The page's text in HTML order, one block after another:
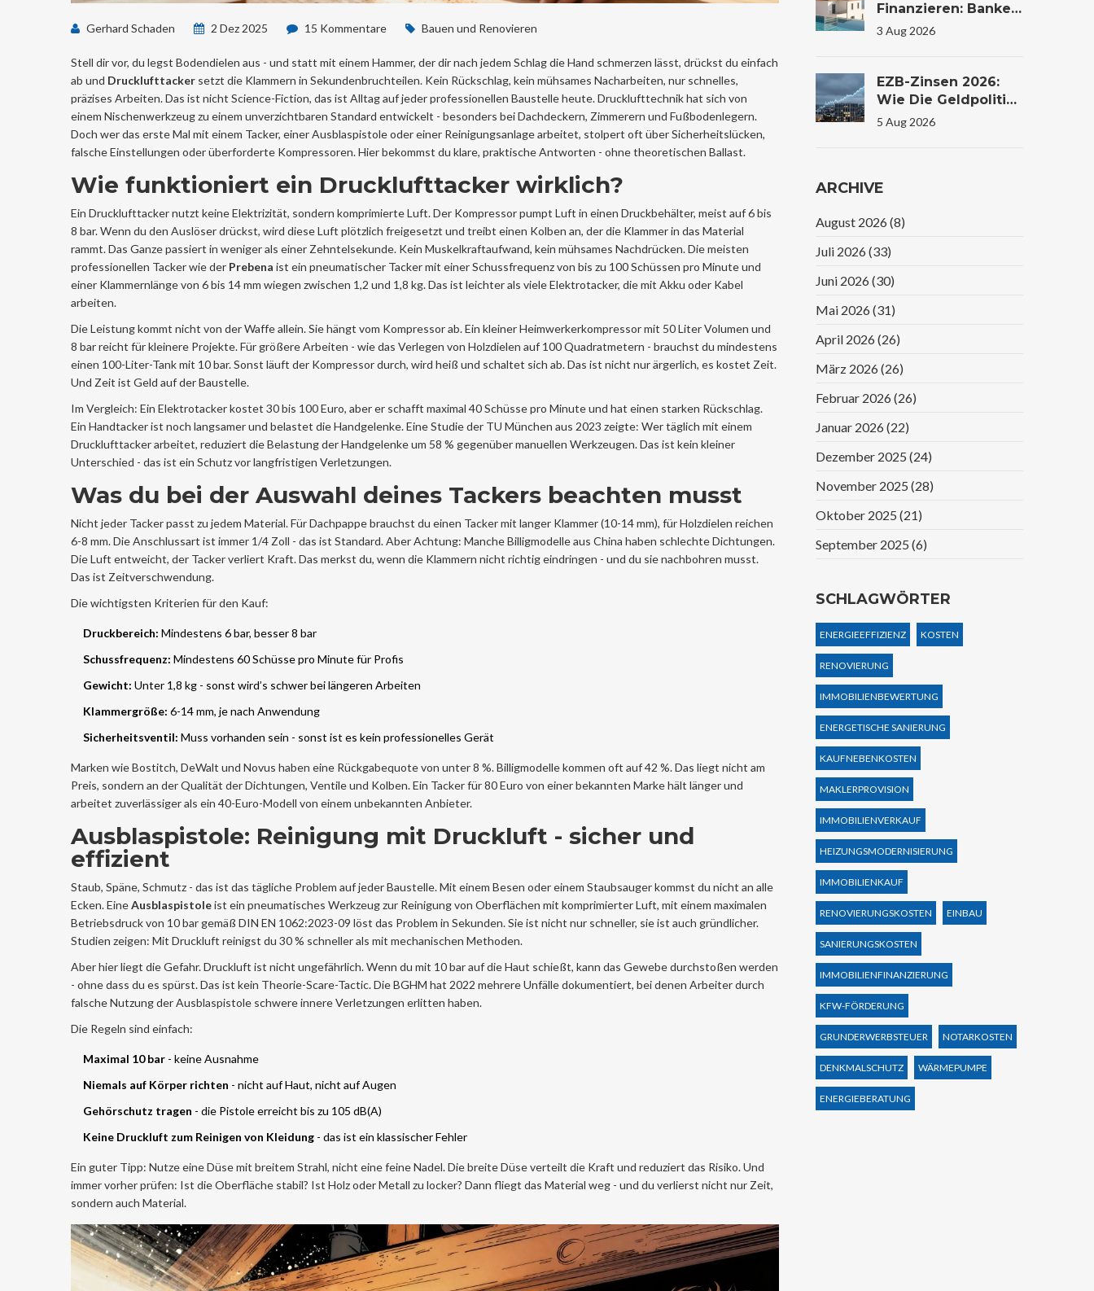
Gerhard Schaden 2 Dez 2025 15 Kommentare Bauen und Renovieren
Stell dir vor, du legst Bodendielen aus - und statt mit einem Hammer, der dir nach jedem Schlag die Hand schmerzen lässt, drückst du einfach
ab und Drucklufttacker setzt die Klammern in Sekundenbruchteilen. Kein Rückschlag, kein mühsames Nacharbeiten, nur schnelles,
präzises Arbeiten. Das ist nicht Science-Fiction, das ist Alltag auf jeder professionellen Baustelle heute. Drucklufttechnik hat sich von
einem Nischenwerkzeug zu einem unverzichtbaren Standard entwickelt - besonders bei Dachdeckern, Zimmerern und Fußbodenlegern.
Doch wer das erste Mal mit einem Tacker, einer Ausblaspistole oder einer Reinigungsanlage arbeitet, stolpert oft über Sicherheitslücken,
falsche Einstellungen oder überforderte Kompressoren. Hier bekommst du klare, praktische Antworten - ohne theoretischen Ballast.
Wie funktioniert ein Drucklufttacker wirklich?
Ein Drucklufttacker nutzt keine Elektrizität, sondern komprimierte Luft. Der Kompressor pumpt Luft in einen Druckbehälter, meist auf 6 bis
8 bar. Wenn du den Auslöser drückst, wird diese Luft plötzlich freigesetzt und treibt einen Kolben an, der die Klammer in das Material
rammt. Das Ganze passiert in weniger als einer Zehntelsekunde. Kein Muskelkraftaufwand, kein mühsames Nachdrücken. Die meisten
professionellen Tacker wie der Prebena ist ein pneumatischer Tacker mit einer Schussfrequenz von bis zu 100 Schüssen pro Minute und
einer Klammernlänge von 6 bis 14 mm wiegen zwischen 1,2 und 1,8 kg. Das ist leichter als viele Elektrotacker, die mit Akku oder Kabel
arbeiten.
Die Leistung kommt nicht von der Waffe allein. Sie hängt vom Kompressor ab. Ein kleiner Heimwerkerkompressor mit 50 Liter Volumen und
8 bar reicht für kleinere Projekte. Für größere Arbeiten - wie das Verlegen von Holzdielen auf 100 Quadratmetern - brauchst du mindestens
einen 100-Liter-Tank mit 10 bar. Sonst läuft der Kompressor durch, wird heiß und schaltet sich ab. Das ist nicht nur ärgerlich, es kostet Zeit.
Und Zeit ist Geld auf der Baustelle.
Im Vergleich: Ein Elektrotacker kostet 30 bis 100 Euro, aber er schafft maximal 40 Schüsse pro Minute und hat einen starken Rückschlag.
Ein Handtacker ist noch langsamer und belastet die Handgelenke. Eine Studie der TU München aus 2023 zeigte: Wer täglich mit einem
Drucklufttacker arbeitet, reduziert die Belastung der Handgelenke um 58 % gegenüber manuellen Werkzeugen. Das ist kein kleiner
Unterschied - das ist ein Schutz vor langfristigen Verletzungen.
Was du bei der Auswahl deines Tackers beachten musst
Nicht jeder Tacker passt zu jedem Material. Für Dachpappe brauchst du einen Tacker mit langer Klammer (10-14 mm), für Holzdielen reichen
6-8 mm. Die Anschlussart ist immer 1/4 Zoll - das ist Standard. Aber Achtung: Manche Billigmodelle aus China haben schlechte Dichtungen.
Die Luft entweicht, der Tacker verliert Kraft. Das merkst du, wenn die Klammern nicht richtig eindringen - und du sie nachbohren musst.
Das ist Zeitverschwendung.
Die wichtigsten Kriterien für den Kauf:
Druckbereich: Mindestens 6 bar, besser 8 bar
Schussfrequenz: Mindestens 60 Schüsse pro Minute für Profis
Gewicht: Unter 1,8 kg - sonst wird’s schwer bei längeren Arbeiten
Klammergröße: 6-14 mm, je nach Anwendung
Sicherheitsventil: Muss vorhanden sein - sonst ist es kein professionelles Gerät
Marken wie Bostitch, DeWalt und Novus haben eine Rückgabequote von unter 8 %. Billigmodelle kommen oft auf 42 %. Das liegt nicht am
Preis, sondern an der Qualität der Dichtungen, Ventile und Kolben. Ein Tacker für 80 Euro von einer bekannten Marke hält länger und
arbeitet zuverlässiger als ein 40-Euro-Modell von einem unbekannten Anbieter.
Ausblaspistole: Reinigung mit Druckluft - sicher und
effizient
Staub, Späne, Schmutz - das ist das tägliche Problem auf jeder Baustelle. Mit einem Besen oder einem Staubsauger kommst du nicht an alle
Ecken. EineAusblaspistoleist ein pneumatisches Werkzeug zur Reinigung von Oberflächen mit komprimierter Luft, mit einem maximalen
Betriebsdruck von 10 bar gemäß DIN EN 1062:2023-09 löst das Problem in Sekunden. Sie ist nicht nur schneller, sie ist auch gründlicher.
Studien zeigen: Mit Druckluft reinigst du 30 % schneller als mit mechanischen Methoden.
Aber hier liegt die Gefahr. Druckluft ist nicht ungefährlich. Wenn du mit 10 bar auf die Haut schießt, kann das Gewebe durchstoßen werden
- ohne dass du es spürst. Das ist kein Theorie-Scare-Tactic. Die BGHM hat 2022 mehrere Unfälle dokumentiert, bei denen Arbeiter durch
falsche Nutzung der Ausblaspistole schwere innere Verletzungen erlitten haben.
Die Regeln sind einfach:
Maximal 10 bar - keine Ausnahme
Niemals auf Körper richten - nicht auf Haut, nicht auf Augen
Gehörschutz tragen - die Pistole erreicht bis zu 105 dB(A)
Keine Druckluft zum Reinigen von Kleidung - das ist ein klassischer Fehler
Ein guter Tipp: Nutze eine Düse mit breitem Strahl, nicht eine feine Nadel. Die breite Düse verteilt die Kraft und reduziert das Risiko. Und
immer vorher prüfen: Ist die Oberfläche stabil? Ist Holz oder Metall zu locker? Dann fliegt das Material weg - und du verlierst nicht nur Zeit,
sondern auch Material.
Finanzieren: Banken,
Zinsen Und
3 Aug 2026
EZB-Zinsen 2026:
Wie Die Geldpolitik
Ihr
5 Aug 2026
ARCHIVE
August 2026 (8)
Juli 2026 (33)
Juni 2026 (30)
Mai 2026 (31)
April 2026 (26)
März 2026 (26)
Februar 2026 (26)
Januar 2026 (22)
Dezember 2025 (24)
November 2025 (28)
Oktober 2025 (21)
September 2025 (6)
SCHLAGWÖRTER
ENERGIEEFFIZIENZ KOSTEN
RENOVIERUNG
IMMOBILIENBEWERTUNG
ENERGETISCHE SANIERUNG
KAUFNEBENKOSTEN
MAKLERPROVISION
IMMOBILIENVERKAUF
HEIZUNGSMODERNISIERUNG
IMMOBILIENKAUF
RENOVIERUNGSKOSTEN EINBAU
SANIERUNGSKOSTEN
IMMOBILIENFINANZIERUNG
KFW-FÖRDERUNG
GRUNDERWERBSTEUER NOTARKOSTEN
DENKMALSCHUTZ WÄRMEPUMPE
ENERGIEBERATUNG